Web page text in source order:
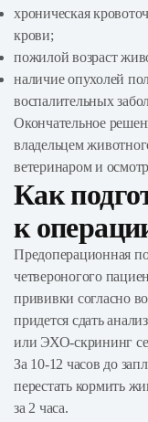
хроническая
крови;
пожилой возраст
наличие опухолей
воспалительных
Окончательное
владельцем
ветеринаром и
Как
к
Предоперационная
четвероногого
прививки согласно
придется сдать
или ЭХО-скрининг
За 10-12 часов до
перестать кормить
за 2 часа.